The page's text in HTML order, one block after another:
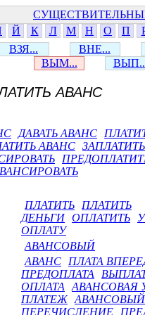
Й К Л М Н О П
ВЗЯ...
ВНЕ...
ВЫМ...
АВАНС
ДАВАТЬ АВАНС
АВАНС
ПЛАТИТЬ
ПЛАТИТЬ
ДЕНЬГИ ОПЛАТИТЬ
ОПЛАТУ
АВАНСОВЫЙ
АВАНС
ПЛАТА
ПРЕДОПЛАТА
ОПЛАТА
АВАНСОВАЯ
ПЛАТЕЖ АВАНСОВЫЙ
ПЕРЕЧИСЛЕНИЕ